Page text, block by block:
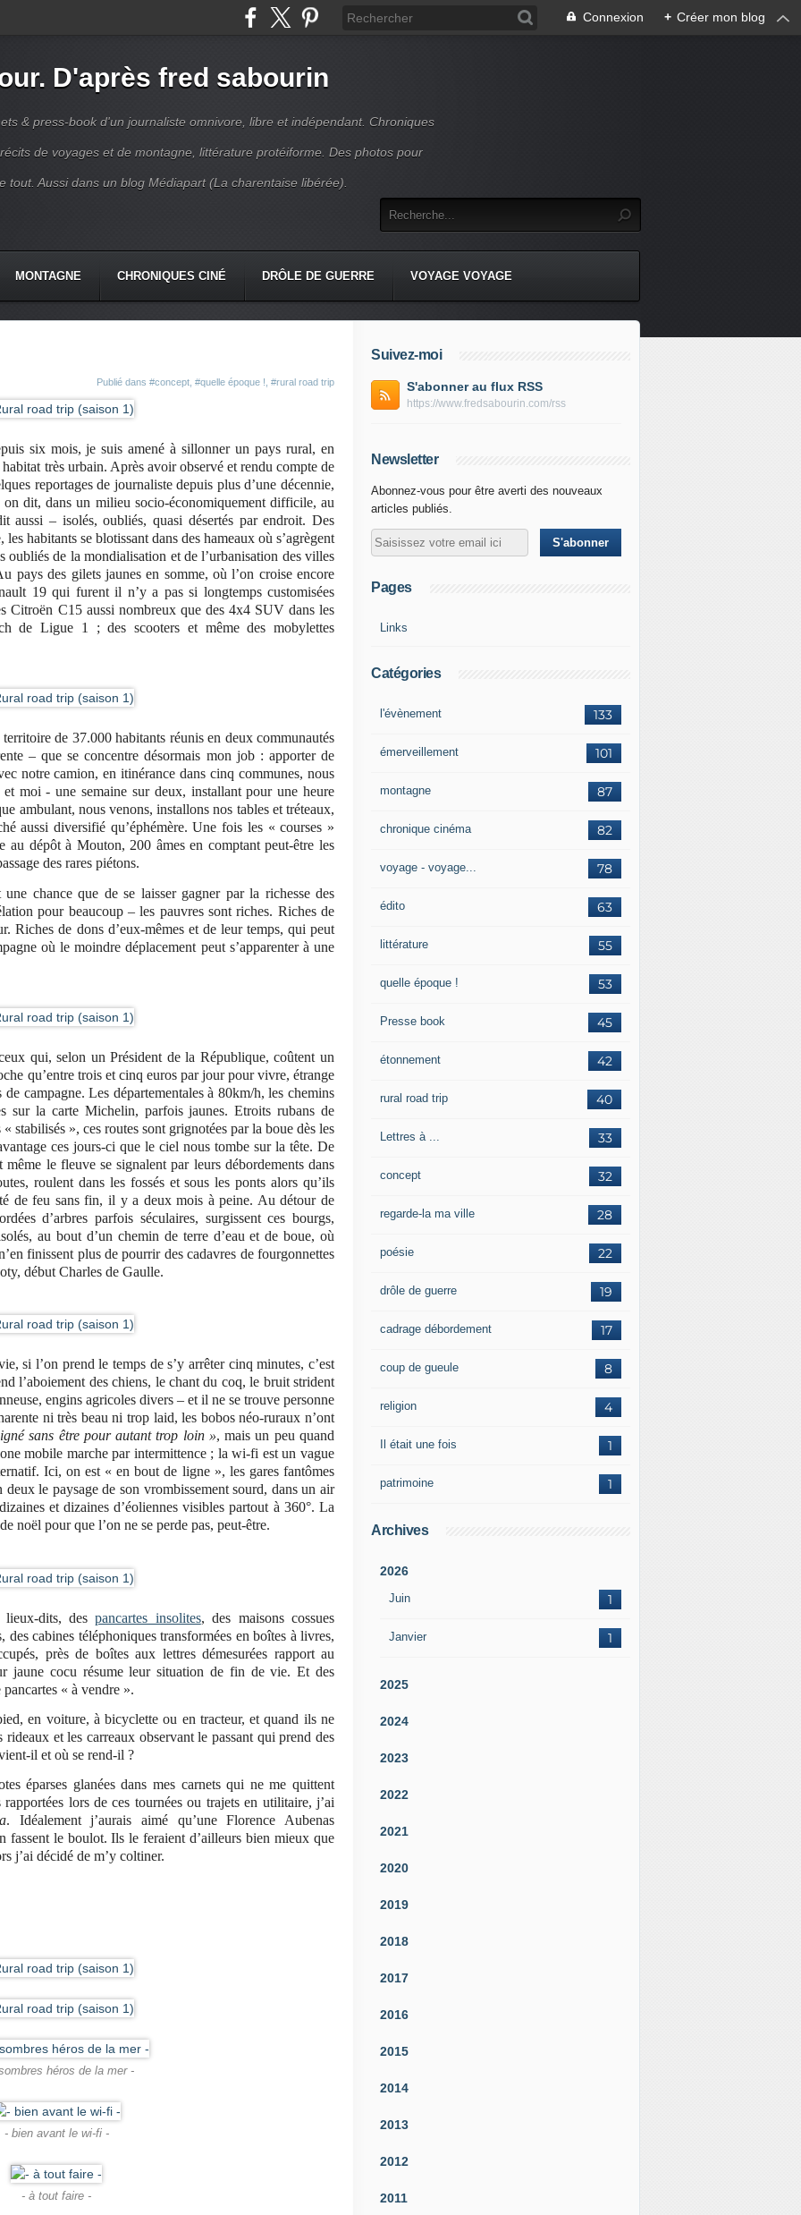
Connexion + Créer mon blog
D'après fred sabourin
& press-book d'un journaliste omnivore, libre et indépendant. Chroniques
de voyages et de montagne, littérature protéiforme. Des photos pour
tout. Aussi dans un blog Médiapart (La charentaise libérée).
MONTAGNE CHRONIQUES CINÉ DRÔLE DE GUERRE VOYAGE VOYAGE
Publié dans #concept #quelle époque ! #rural road trip
six mois, je suis amené à sillonner un pays rural, en
très urbain. Après avoir observé et rendu compte de
reportages de journaliste depuis plus d’une décennie,
dit, dans un milieu socio-économiquement difficile, au
– isolés, oubliés, quasi désertés par endroit. Des
habitants se blotissant dans des hameaux où s’agrègent
oubliés de la mondialisation et de l’urbanisation des villes
pays des gilets jaunes en somme, où l’on croise encore
19 qui furent il n’y a pas si longtemps customisées
Citroën C15 aussi nombreux que des 4x4 SUV dans les
de Ligue 1 ; des scooters et même des mobylettes
de 37.000 habitants réunis en deux communautés
– que se concentre désormais mon job : apporter de
notre camion, en itinérance dans cinq communes, nous
moi - une semaine sur deux, installant pour une heure
ambulant, nous venons, installons nos tables et tréteaux,
aussi diversifié qu’éphémère. Une fois les « courses »
au dépôt à Mouton, 200 âmes en comptant peut-être les
des rares piétons.
chance que de se laisser gagner par la richesse des
pour beaucoup – les pauvres sont riches. Riches de
Riches de dons d’eux-mêmes et de leur temps, qui peut
où le moindre déplacement peut s’apparenter à une
qui, selon un Président de la République, coûtent un
qu’entre trois et cinq euros par jour pour vivre, étrange
campagne. Les départementales à 80km/h, les chemins
sur la carte Michelin, parfois jaunes. Etroits rubans de
stabilisés », ces routes sont grignotées par la boue dès les
ces jours-ci que le ciel nous tombe sur la tête. De
même le fleuve se signalent par leurs débordements dans
roulent dans les fossés et sous les ponts alors qu’ils
de feu sans fin, il y a deux mois à peine. Au détour de
d’arbres parfois séculaires, surgissent ces bourgs,
au bout d’un chemin de terre d’eau et de boue, où
finissent plus de pourrir des cadavres de fourgonnettes
début Charles de Gaulle.
si l’on prend le temps de s’y arrêter cinq minutes, c’est
l’aboiement des chiens, le chant du coq, le bruit strident
engins agricoles divers – et il ne se trouve personne
ni très beau ni trop laid, les bobos néo-ruraux n’ont
sans être pour autant trop loin », mais un peu quand
mobile marche par intermittence ; la wi-fi est un vague
Ici, on est « en bout de ligne », les gares fantômes
le paysage de son vrombissement sourd, dans un air
et dizaines d’éoliennes visibles partout à 360°. La
noël pour que l’on ne se perde pas, peut-être.
lieux-dits, despancartes insolites, des maisons cossues
des cabines téléphoniques transformées en boîtes à livres,
près de boîtes aux lettres démesurées rapport au
jaune cocu résume leur situation de fin de vie. Et des
« à vendre ».
en voiture, à bicyclette ou en tracteur, et quand ils ne
et les carreaux observant le passant qui prend des
il et où se rend-il ?
éparses glanées dans mes carnets qui ne me quittent
lors de ces tournées ou trajets en utilitaire, j’ai
. Idéalement j’aurais aimé qu’une Florence Aubenas
fassent le boulot. Ils le feraient d’ailleurs bien mieux que
j’ai décidé de m’y coltiner.
héros de la mer -
- bien avant le wi-fi -
- à tout faire -
Suivez-moi
S'abonner au flux RSS
https://www.fredsabourin.com/rss
Newsletter
Abonnez-vous pour être averti des nouveaux
articles publiés.
Pages
Links
Catégories
133
l'évènement
101
émerveillement
87
montagne
82
chronique cinéma
78
voyage - voyage...
63
édito
55
littérature
53
quelle époque !
45
Presse book
42
étonnement
40
rural road trip
33
Lettres à ...
32
concept
28
regarde-la ma ville
22
poésie
19
drôle de guerre
17
cadrage débordement
8
coup de gueule
4
religion
1
Il était une fois
1
patrimoine
Archives
2026
Juin 1
Janvier 1
2025
2024
2023
2022
2021
2020
2019
2018
2017
2016
2015
2014
2013
2012
2011